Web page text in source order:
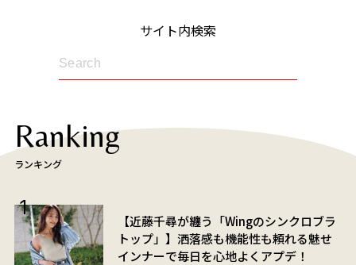
サイト内検索
Ranking
ランキング
【近藤千尋が纏う「Wingのシンクロブラ
トップ」】洒落感も機能性も頼れる魅せ
インナーで毎日を心地よくアプデ！